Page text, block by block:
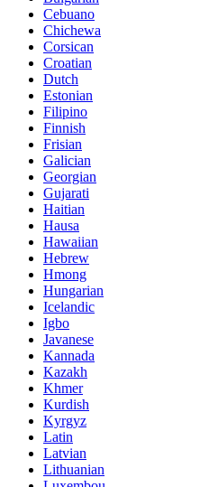
Cebuano
Chichewa
Corsican
Croatian
Dutch
Estonian
Filipino
Finnish
Frisian
Galician
Georgian
Gujarati
Haitian
Hausa
Hawaiian
Hebrew
Hmong
Hungarian
Icelandic
Igbo
Javanese
Kannada
Kazakh
Khmer
Kurdish
Kyrgyz
Latin
Latvian
Lithuanian